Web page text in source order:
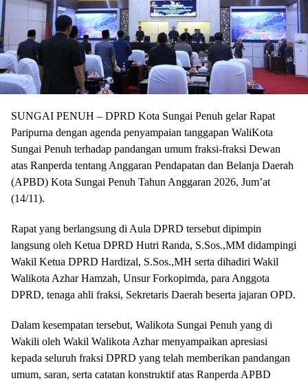
SUNGAI PENUH – DPRD Kota Sungai Penuh gelar Rapat
Paripurna dengan agenda penyampaian tanggapan WaliKota
Sungai Penuh terhadap pandangan umum fraksi-fraksi Dewan
atas Ranperda tentang Anggaran Pendapatan dan Belanja Daerah
(APBD) Kota Sungai Penuh Tahun Anggaran 2026, Jum’at
(14/11).
Rapat yang berlangsung di Aula DPRD tersebut dipimpin
langsung oleh Ketua DPRD Hutri Randa, S.Sos.,MM didampingi
Wakil Ketua DPRD Hardizal, S.Sos.,MH serta dihadiri Wakil
Walikota Azhar Hamzah, Unsur Forkopimda, para Anggota
DPRD, tenaga ahli fraksi, Sekretaris Daerah beserta jajaran OPD.
Dalam kesempatan tersebut, Walikota Sungai Penuh yang di
Wakili oleh Wakil Walikota Azhar menyampaikan apresiasi
kepada seluruh fraksi DPRD yang telah memberikan pandangan
umum, saran, serta catatan konstruktif atas Ranperda APBD